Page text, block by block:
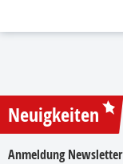
Neuigkeiten
Anmeldung Newsletter